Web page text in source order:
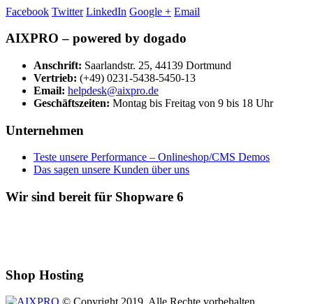
Facebook Twitter LinkedIn Google + Email
AIXPRO – powered by dogado
Anschrift: Saarlandstr. 25, 44139 Dortmund
Vertrieb: (+49) 0231-5438-5450-13
Email: helpdesk@aixpro.de
Geschäftszeiten: Montag bis Freitag von 9 bis 18 Uhr
Unternehmen
Teste unsere Performance – Onlineshop/CMS Demos
Das sagen unsere Kunden über uns
Wir sind bereit für Shopware 6
Shop Hosting